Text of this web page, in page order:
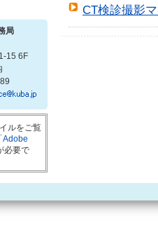
局
15 6F
ルをご覧
Adobe
必要で
CT検診撮影